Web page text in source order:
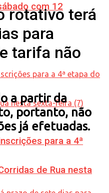
com 12
para a 4ª
de Rua nesta
rotativo terá
para
tarifa não
a partir da
portanto, não
já efetuadas.